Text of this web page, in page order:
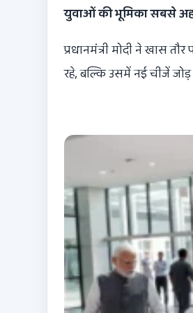
युवाओं की भूमिका सबसे
प्रधानमंत्री मोदी ने खास
रहे, बल्कि उसमें नई चीजें